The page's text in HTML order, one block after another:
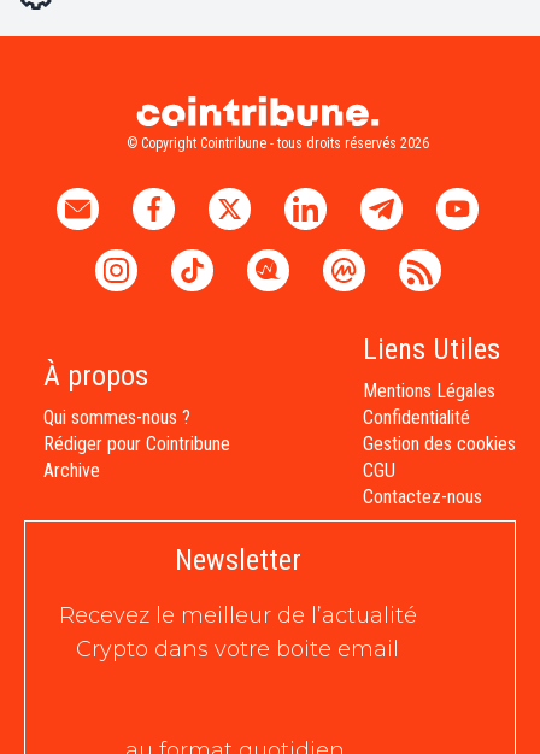
© Copyright Cointribune - tous droits réservés 2026
À propos
Qui sommes-nous ?
Rédiger pour Cointribune
Archive
Liens Utiles
Mentions Légales
Confidentialité
Gestion des cookies
CGU
Contactez-nous
Newsletter
Recevez le meilleur de l’actualité
Crypto dans votre boite email